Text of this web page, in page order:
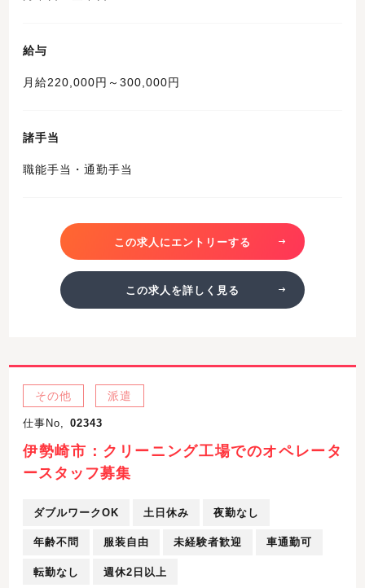
給与
月給220,000円～300,000円
諸手当
職能手当・通勤手当
この求人にエントリーする
この求人を詳しく見る
その他 派遣
仕事No, 02343
伊勢崎市：クリーニング工場でのオペレータ
ースタッフ募集
ダブルワークOK 土日休み 夜勤なし
年齢不問 服装自由 未経験者歓迎 車通勤可
転勤なし 週休2日以上